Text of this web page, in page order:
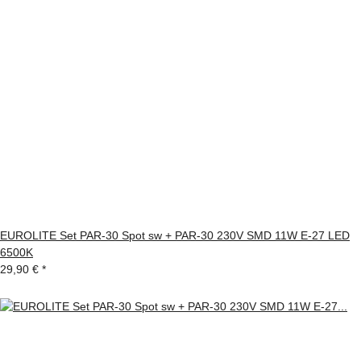
EUROLITE Set PAR-30 Spot sw + PAR-30 230V SMD 11W E-27 LED
6500K
29,90 € *